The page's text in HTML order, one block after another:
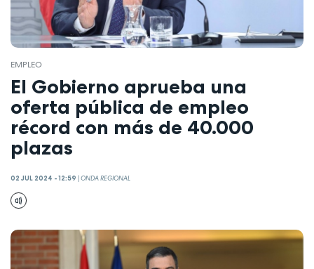
EMPLEO
El Gobierno aprueba una
oferta pública de empleo
récord con más de 40.000
plazas
02 JUL 2024 - 12:59 |ONDA REGIONAL